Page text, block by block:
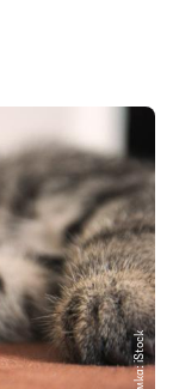
Снимка: iStock